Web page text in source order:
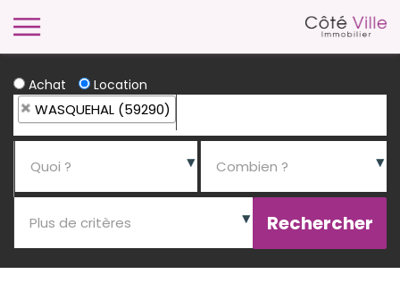
Achat Location
WASQUEHAL (59290)